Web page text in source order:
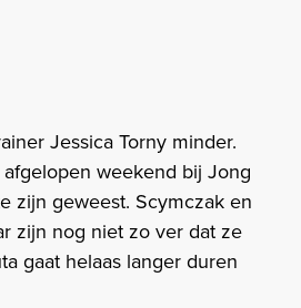
Jessica Torny minder.
weekend bij Jong
zijn geweest. Scymczak en
zijn nog niet zo ver dat ze
gaat helaas langer duren